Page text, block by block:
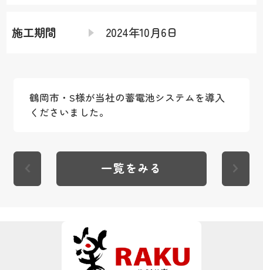
施工期間 2024年10月6日
鶴岡市・S様が当社の蓄電池システムを導入
くださいました。
一覧をみる